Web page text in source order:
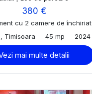
380 €
cu 2 camere de închiriat
Timisoara
45 mp 2024
mai multe detalii